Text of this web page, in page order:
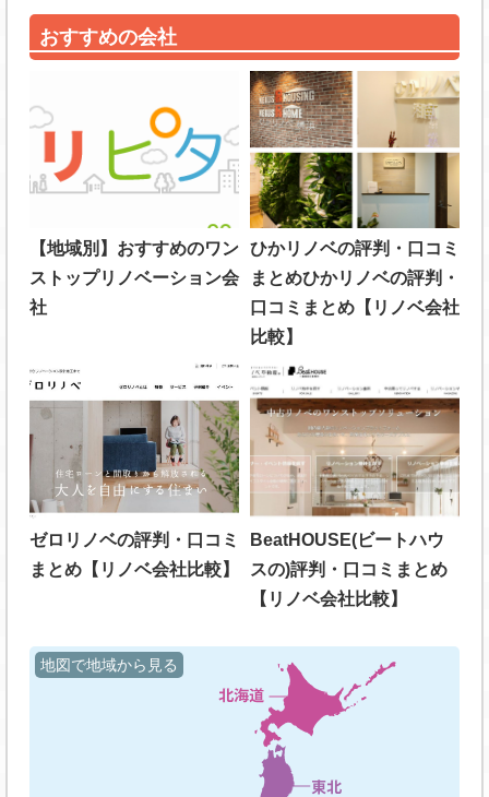
おすすめの会社
【地域別】おすすめのワン
ストップリノベーション会
社
ひかリノベの評判・口コミ
まとめひかリノベの評判・
口コミまとめ【リノベ会社
比較】
ゼロリノベの評判・口コミ
まとめ【リノベ会社比較】
BeatHOUSE(ビートハウ
スの)評判・口コミまとめ
【リノベ会社比較】
地図で地域から見る